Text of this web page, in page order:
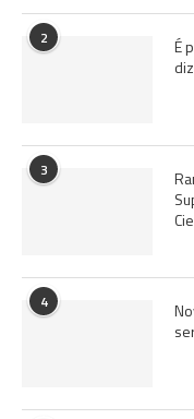
2
É
3
4